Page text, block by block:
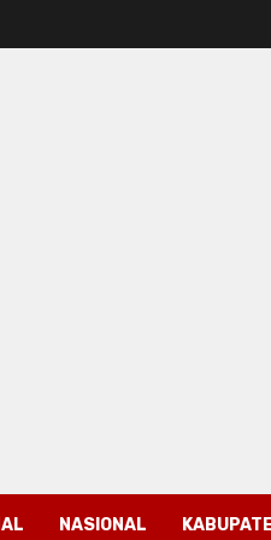
NASIONAL